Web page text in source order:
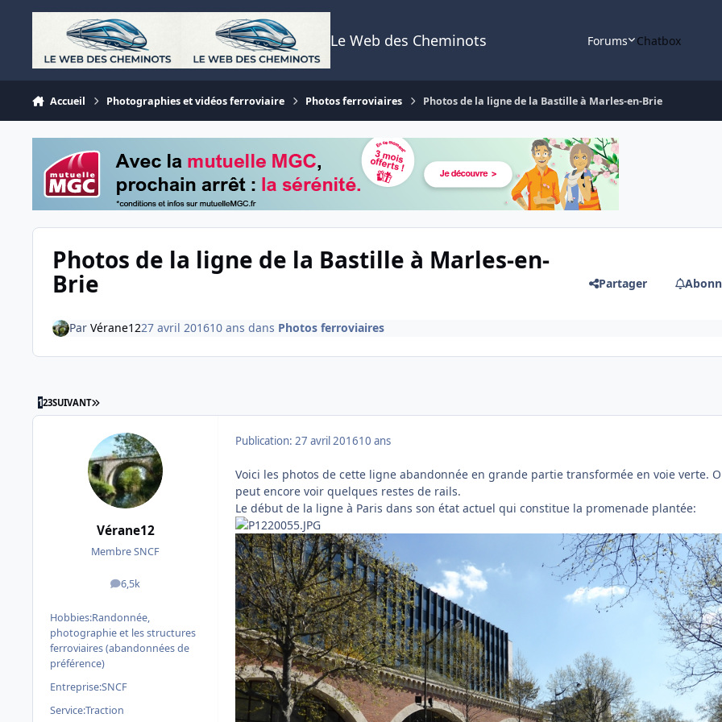
Aller au contenu
Le Web des Cheminots Forums Chatbox
Accueil Photographies et vidéos ferroviaire Photos ferroviaires Photos de la ligne de la Bastille à Marles-en-Brie
Photos de la ligne de la Bastille à Marles-en-
Brie Partager
Par Vérane1227 avril 201610 ans dans Photos ferroviaires
123SUIVANT DERNIÈRE PAGE
Vérane12
Membre SNCF
6,5k
messages
Hobbies:Randonnée,
photographie et les structures
ferroviaires (abandonnées de
préférence)
Entreprise:SNCF
Service:Traction
Publication: 27 avril 201610 ans
Voici les photos de cette ligne abandonnée en grande partie transformée en voie verte.
peut encore voir quelques restes de rails.
Le début de la ligne à Paris dans son état actuel qui constitue la promenade plantée: